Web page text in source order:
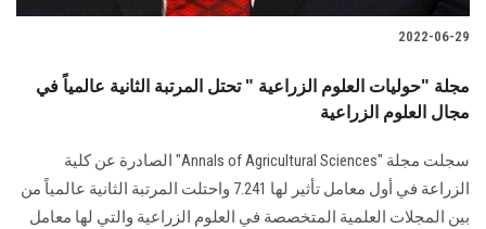
2022-06-29
مجلة "حوليات العلوم الزراعية " تحتل المرتبة الثانية عالمياً في
مجال العلوم الزراعية
سجلت مجلة "Annals of Agricultural Sciences" الصادرة عن كلية
الزراعة في أول معامل تأثير لها 7.241 واحتلت المرتبة الثانية عالمياً من
بين المجلات العلمية المتخصصة في العلوم الزراعية والتي لها معامل